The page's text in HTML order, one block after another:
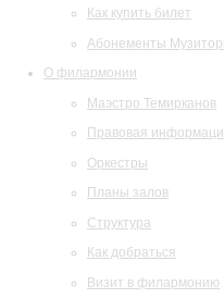
Как купить билет
Абонементы
О филармонии
Маэстро Темирканов
Правовая
Оркестры
Планы залов
Структура
Как добраться
Визит в филармонию